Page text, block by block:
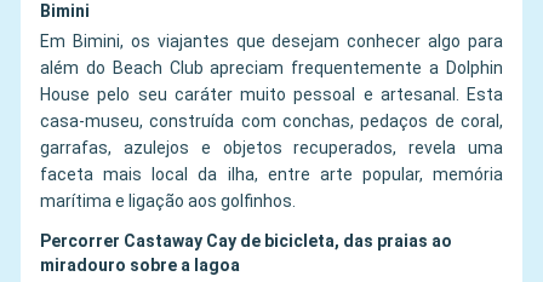
Bimini
Em Bimini, os viajantes que desejam conhecer algo para
além do Beach Club apreciam frequentemente a Dolphin
House pelo seu caráter muito pessoal e artesanal. Esta
casa-museu, construída com conchas, pedaços de coral,
garrafas, azulejos e objetos recuperados, revela uma
faceta mais local da ilha, entre arte popular, memória
marítima e ligação aos golfinhos.
Percorrer Castaway Cay de bicicleta, das praias ao
miradouro sobre a lagoa